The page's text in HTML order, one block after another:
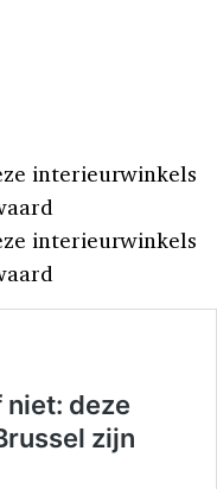
interieurwinkels
interieurwinkels